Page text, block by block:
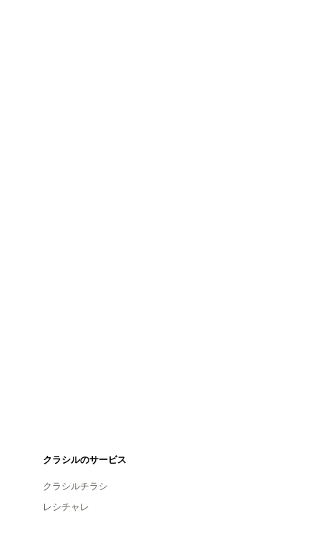
クラシルのサービス
クラシルチラシ
レシチャレ